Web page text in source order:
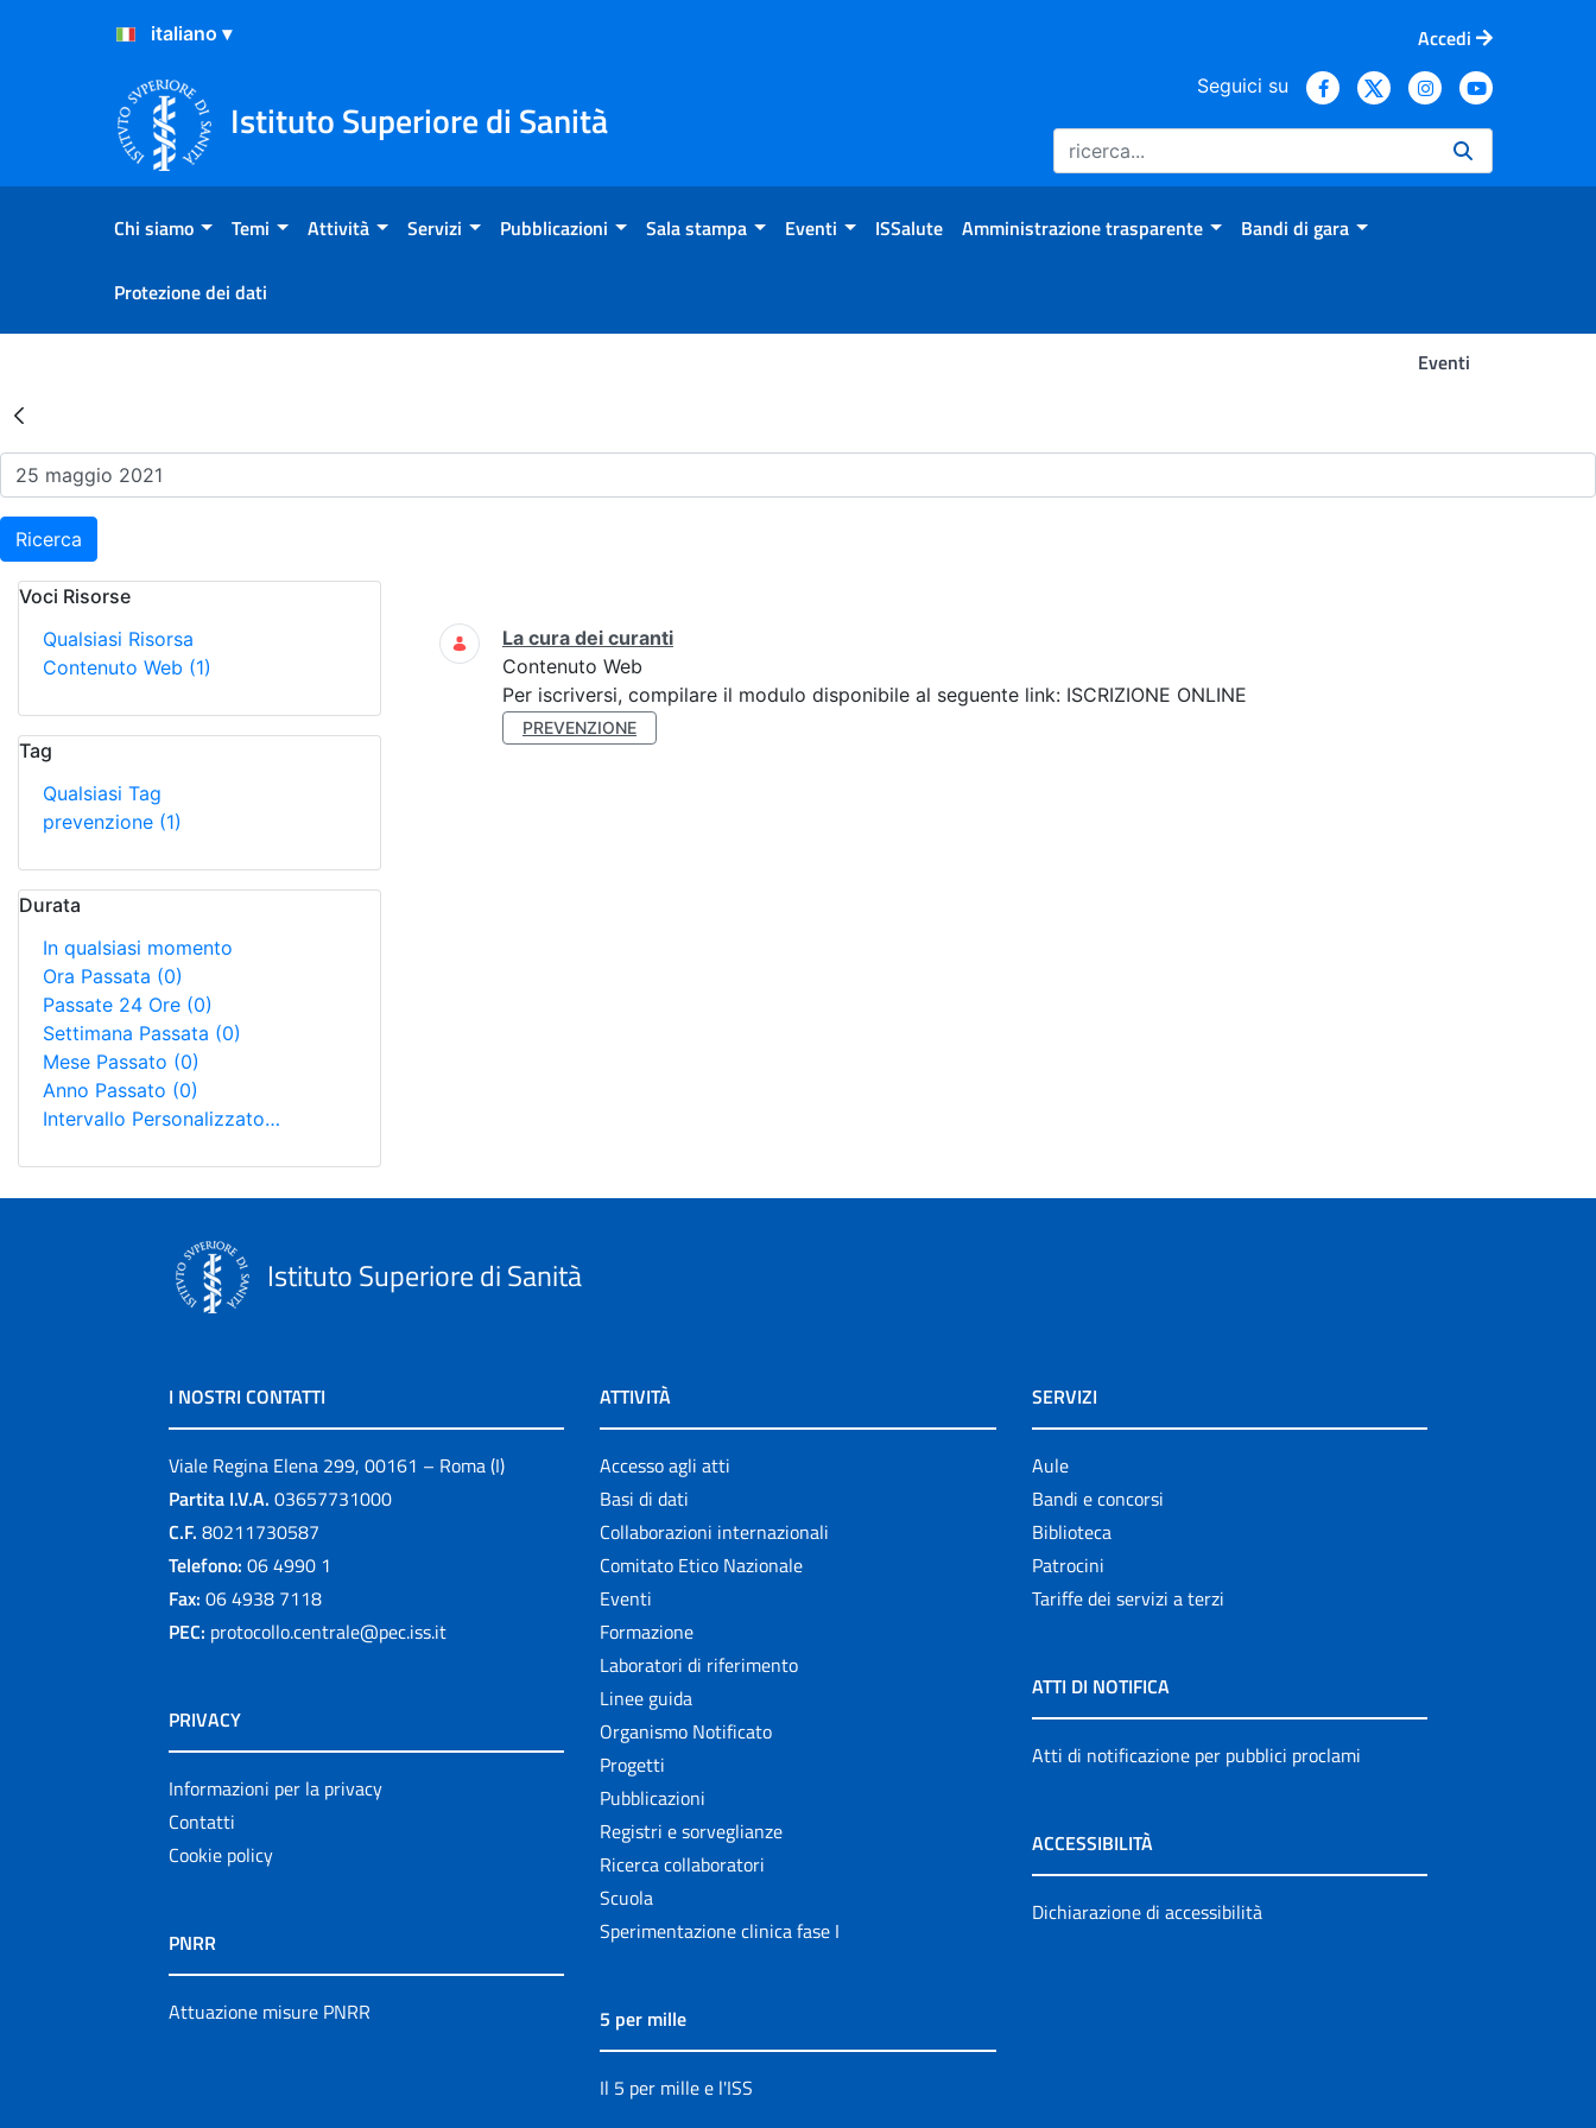
Salta al Contenuto
Salta al Footer
Accedi
Istituto Superiore di Sanità
Seguici su
Chi siamo Temi Attività Servizi Pubblicazioni Sala stampa Eventi ISSalute Amministrazione trasparente Bandi di gara
Protezione dei dati
Eventi
Risultati della Ricerca - Eventi
Ricerca
Voci Risorse
Qualsiasi Risorsa
Contenuto Web (1)
Tag
Qualsiasi Tag
prevenzione (1)
Durata
In qualsiasi momento
Ora Passata (0)
Passate 24 Ore (0)
Settimana Passata (0)
Mese Passato (0)
Anno Passato (0)
Intervallo Personalizzato…
Ricerca
La cura dei curanti
Contenuto Web
Per iscriversi, compilare il modulo disponibile al seguente link: ISCRIZIONE ONLINE
PREVENZIONE
Istituto Superiore di Sanità
I NOSTRI CONTATTI
Viale Regina Elena 299, 00161 – Roma (I)
Partita I.V.A. 03657731000
C.F. 80211730587
Telefono: 06 4990 1
Fax: 06 4938 7118
PEC: protocollo.centrale@pec.iss.it
PRIVACY
Informazioni per la privacy
Contatti
Cookie policy
PNRR
Attuazione misure PNRR
ATTIVITÀ
Accesso agli atti
Basi di dati
Collaborazioni internazionali
Comitato Etico Nazionale
Eventi
Formazione
Laboratori di riferimento
Linee guida
Organismo Notificato
Progetti
Pubblicazioni
Registri e sorveglianze
Ricerca collaboratori
Scuola
Sperimentazione clinica fase I
5 per mille
Il 5 per mille e l'ISS
SERVIZI
Aule
Bandi e concorsi
Biblioteca
Patrocini
Tariffe dei servizi a terzi
ATTI DI NOTIFICA
Atti di notificazione per pubblici proclami
ACCESSIBILITÀ
Dichiarazione di accessibilità